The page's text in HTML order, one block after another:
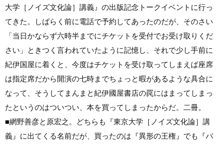
大学［ノイズ文化論］講義』の出版記念トークイベントに行っ
てきた。しばらく前に電話で予約してあったのだが、そのさい
「当日かならず六時半までにチケットを受付でお受け取りくだ
さい」ときつく言われていたように記憶し、それで少し手前に
紀伊国屋に着くと、今度はチケットを受け取ってしまえば座席
は指定席だから開演の七時までちょっと暇があるような具合に
なって、そうしてまんまと紀伊國屋書店の罠にはまってしまっ
たというのはついつい、本を買ってしまったからだ。二冊。
■網野善彦と原宏之。どちらも『東京大学［ノイズ文化論］講
義』に出てくる名前だが、買ったのは『異形の王権』でも『バ